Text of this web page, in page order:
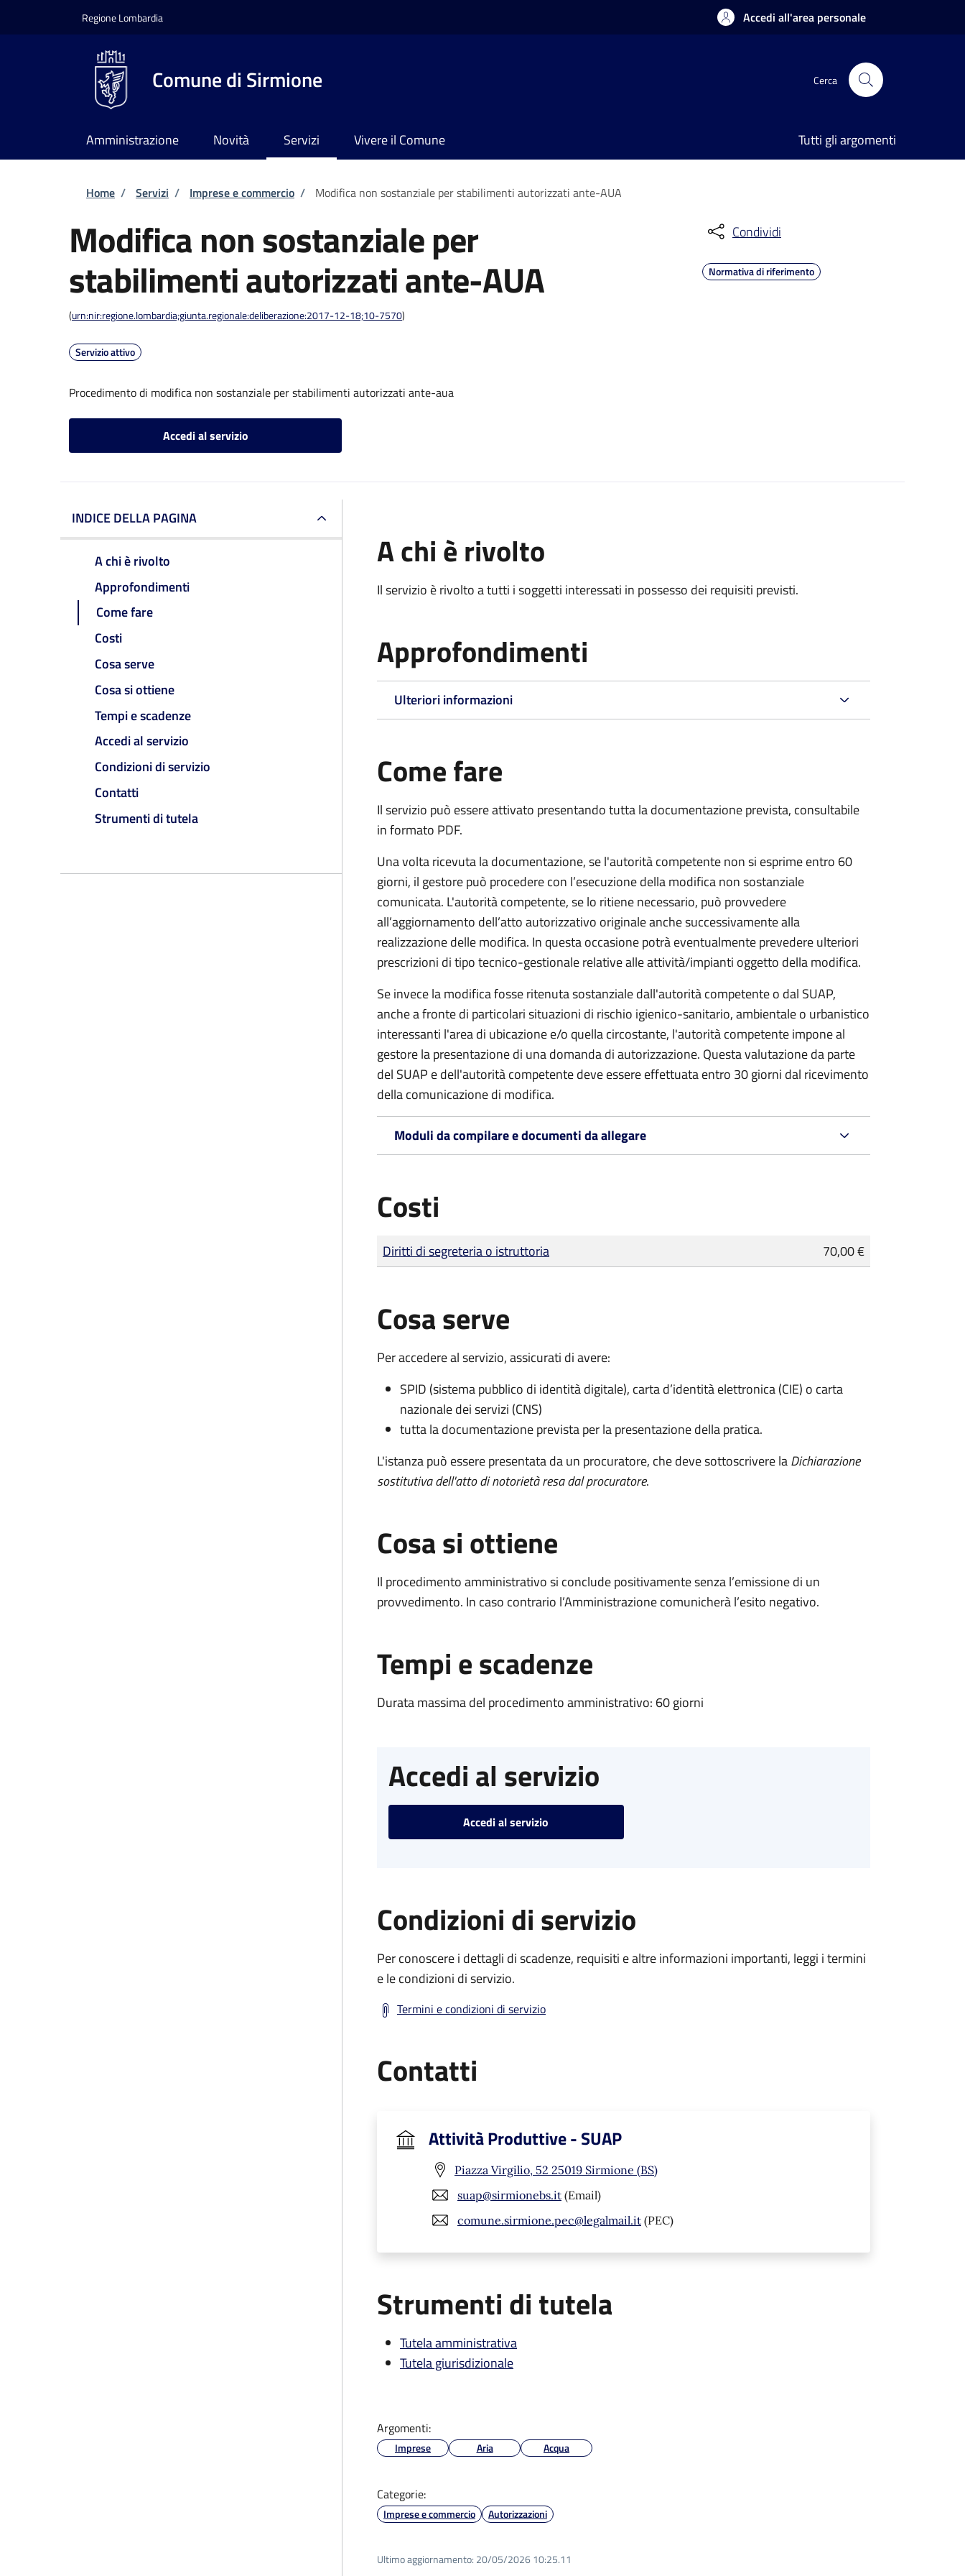
Regione Lombardia Accedi all'area personale
Comune di Sirmione Cerca
Amministrazione Novità Servizi Vivere il Comune Tutti gli argomenti
Briciole di pane
Home / Servizi / Imprese e commercio / Modifica non sostanziale per stabilimenti autorizzati ante-AUA
Modifica non sostanziale per
stabilimenti autorizzati ante-AUA
(urn:nir:regione.lombardia;giunta.regionale:deliberazione:2017-12-18;10-7570)
Servizio attivo
Procedimento di modifica non sostanziale per stabilimenti autorizzati ante-aua
Accedi al servizio
Condividi
Normativa di riferimento
INDICE DELLA PAGINA
A chi è rivolto
Approfondimenti
Come fare
Costi
Cosa serve
Cosa si ottiene
Tempi e scadenze
Accedi al servizio
Condizioni di servizio
Contatti
Strumenti di tutela
A chi è rivolto
Il servizio è rivolto a tutti i soggetti interessati in possesso dei requisiti previsti.
Approfondimenti
Ulteriori informazioni
Come fare
Il servizio può essere attivato presentando tutta la documentazione prevista, consultabile
in formato PDF.
Una volta ricevuta la documentazione, se l'autorità competente non si esprime entro 60
giorni, il gestore può procedere con l’esecuzione della modifica non sostanziale
comunicata. L'autorità competente, se lo ritiene necessario, può provvedere
all’aggiornamento dell’atto autorizzativo originale anche successivamente alla
realizzazione delle modifica. In questa occasione potrà eventualmente prevedere ulteriori
prescrizioni di tipo tecnico-gestionale relative alle attività/impianti oggetto della modifica.
Se invece la modifica fosse ritenuta sostanziale dall'autorità competente o dal SUAP,
anche a fronte di particolari situazioni di rischio igienico-sanitario, ambientale o urbanistico
interessanti l'area di ubicazione e/o quella circostante, l'autorità competente impone al
gestore la presentazione di una domanda di autorizzazione. Questa valutazione da parte
del SUAP e dell'autorità competente deve essere effettuata entro 30 giorni dal ricevimento
della comunicazione di modifica.
Moduli da compilare e documenti da allegare
Costi
Tipo di pagamento
Importo
Diritti di segreteria o istruttoria 70,00 €
Cosa serve
Per accedere al servizio, assicurati di avere:
SPID (sistema pubblico di identità digitale), carta d’identità elettronica (CIE) o carta
nazionale dei servizi (CNS)
tutta la documentazione prevista per la presentazione della pratica.
L'istanza può essere presentata da un procuratore, che deve sottoscrivere laDichiarazione
sostitutiva dell'atto di notorietà resa dal procuratore.
Cosa si ottiene
Il procedimento amministrativo si conclude positivamente senza l’emissione di un
provvedimento. In caso contrario l’Amministrazione comunicherà l’esito negativo.
Tempi e scadenze
Durata massima del procedimento amministrativo: 60 giorni
Accedi al servizio
Accedi al servizio
Condizioni di servizio
Per conoscere i dettagli di scadenze, requisiti e altre informazioni importanti, leggi i termini
e le condizioni di servizio.
Termini e condizioni di servizio
Contatti
Attività Produttive - SUAP
Piazza Virgilio, 52 25019 Sirmione (BS)
suap@sirmionebs.it (Email)
comune.sirmione.pec@legalmail.it (PEC)
Strumenti di tutela
Tutela amministrativa
Tutela giurisdizionale
Argomenti:
Imprese Aria Acqua
Categorie:
Imprese e commercio Autorizzazioni
Ultimo aggiornamento: 20/05/2026 10:25.11